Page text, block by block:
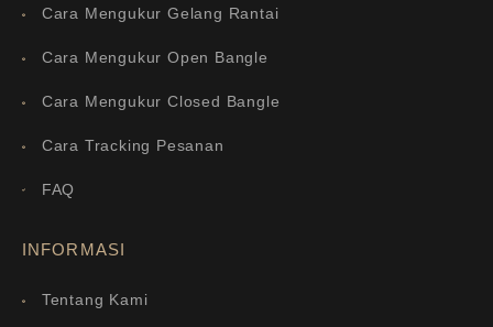
Cara Mengukur Gelang Rantai
Cara Mengukur Open Bangle
Cara Mengukur Closed Bangle
Cara Tracking Pesanan
FAQ
INFORMASI
Tentang Kami